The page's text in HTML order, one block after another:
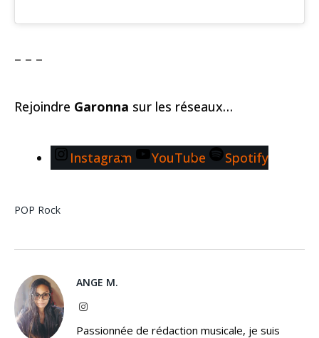
– – –
Rejoindre Garonna sur les réseaux…
Instagram YouTube Spotify
POP Rock
ANGE M.
Instagram
Passionnée de rédaction musicale, je suis